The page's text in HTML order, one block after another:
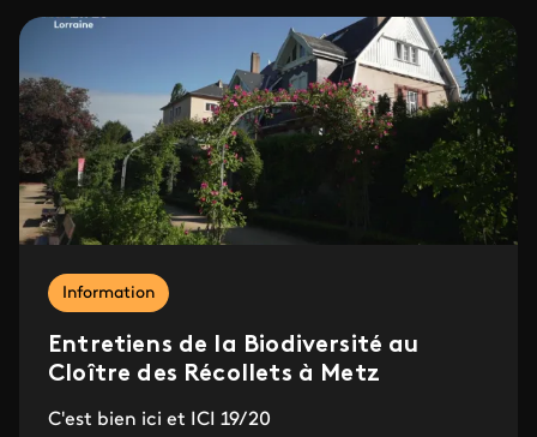
Information
Entretiens de la Biodiversité au
Cloître des Récollets à Metz
C'est bien ici et ICI 19/20